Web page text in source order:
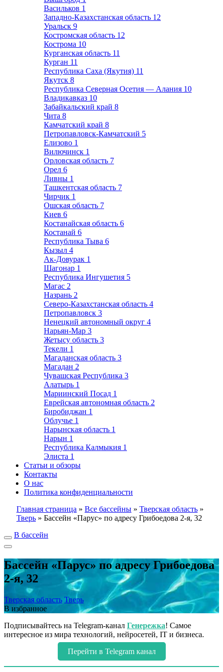
Васильков 1
Западно-Казахстанская область 12
Уральск 9
Костромская область 12
Кострома 10
Курганская область 11
Курган 11
Республика Саха (Якутия) 11
Якутск 8
Республика Северная Осетия — Алания 10
Владикавказ 10
Забайкальский край 8
Чита 8
Камчатский край 8
Петропавловск-Камчатский 5
Елизово 1
Вилючинск 1
Орловская область 7
Орел 6
Ливны 1
Ташкентская область 7
Чирчик 1
Ошская область 7
Киев 6
Костанайская область 6
Костанай 6
Республика Тыва 6
Кызыл 4
Ак-Довурак 1
Шагонар 1
Республика Ингушетия 5
Магас 2
Назрань 2
Северо-Казахстанская область 4
Петропавловск 3
Ненецкий автономный округ 4
Нарьян-Мар 3
Жетысу область 3
Текели 1
Магаданская область 3
Магадан 2
Чувашская Республика 3
Алатырь 1
Мариинский Посад 1
Еврейская автономная область 2
Биробиджан 1
Облучье 1
Нарынская область 1
Нарын 1
Республика Калмыкия 1
Элиста 1
Статьи и обзоры
Контакты
О нас
Политика конфиденциальности
Главная страница » Все бассейны » Тверская область »
Тверь » Бассейн «Парус» по адресу Грибоедова 2-я, 32
В бассейн
Бассейн «Парус» по адресу Грибоедова
2-я, 32
Тверская область Тверь
В избранное
Подписывайтесь на Telegram-канал Генережка! Самое
интересное из мира технологий, нейросетей, IT и бизнеса.
Перейти в Telegram канал